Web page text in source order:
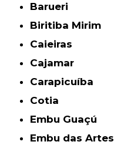
Barueri
Biritiba Mirim
Caieiras
Cajamar
Carapicuíba
Cotia
Embu Guaçú
Embu das Artes